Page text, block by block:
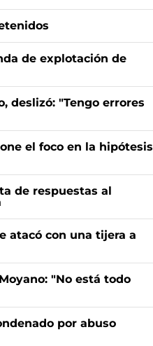
de explotación de
deslizó: "Tengo errores
el foco en la hipótesis
de respuestas al
atacó con una tijera a
"No está todo
por abuso